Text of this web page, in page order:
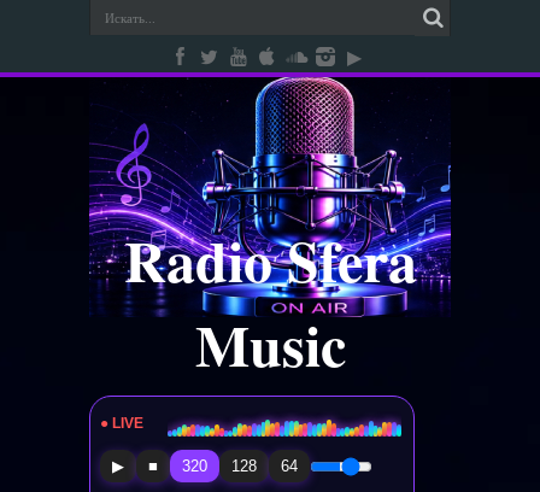
Radio Sfera
Music
● LIVE Radio Sfera Music
▶ ■ 320 128 64